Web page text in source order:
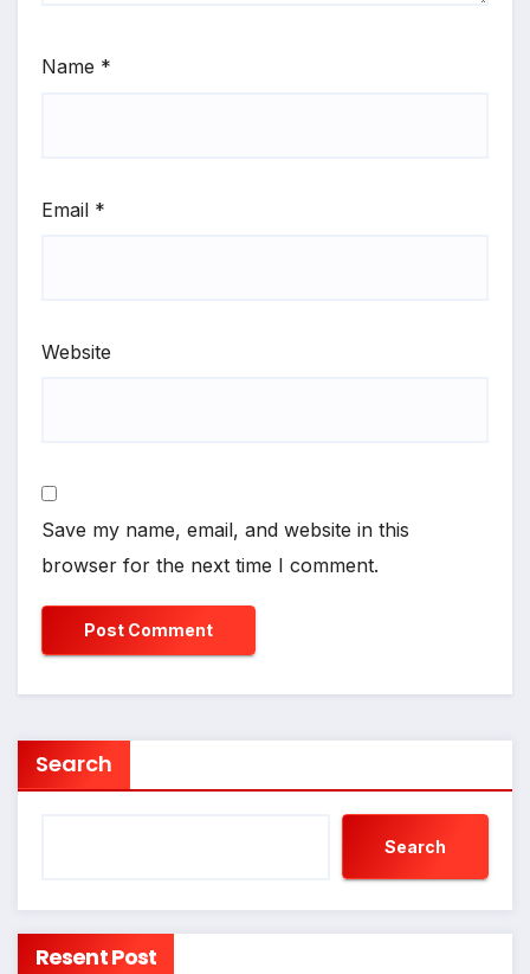
Name *
Email *
Website
Save my name, email, and website in this
browser for the next time I comment.
Search
Search
Resent Post